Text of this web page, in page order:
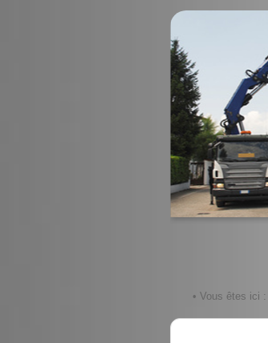
• Vous êtes ici :